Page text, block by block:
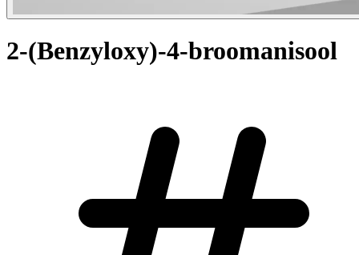
2-(Benzyloxy)-4-broomanisool